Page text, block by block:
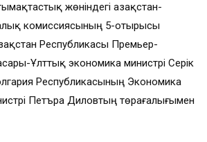
жөніндегі Қазақстан-
комиссиясының 5-отырысы
Республикасы Премьер-
Ұлттық экономика министрі Серік
Республикасының Экономика
Петъра Диловтың төрағалығымен